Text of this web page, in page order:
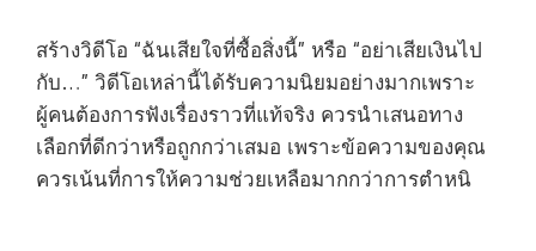
สร้างวิดีโอ “ฉันเสียใจที่ซื้อสิ่งนี้” หรือ “อย่าเสียเงินไป
กับ…” วิดีโอเหล่านี้ได้รับความนิยมอย่างมากเพราะ
ผู้คนต้องการฟังเรื่องราวที่แท้จริง ควรนำเสนอทาง
เลือกที่ดีกว่าหรือถูกกว่าเสมอ เพราะข้อความของคุณ
ควรเน้นที่การให้ความช่วยเหลือมากกว่าการตำหนิ